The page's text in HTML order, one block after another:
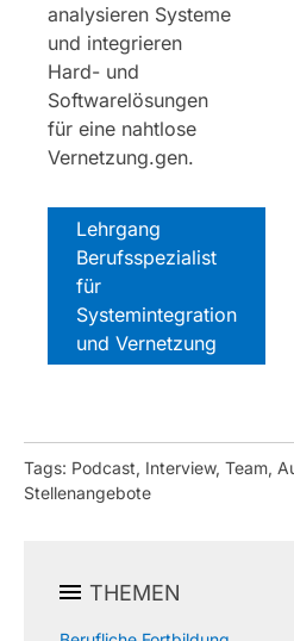
analysieren Systeme
und integrieren
Hard- und
Softwarelösungen
für eine nahtlose
Vernetzung.gen.
Lehrgang
Berufsspezialist
für
Systemintegration
und Vernetzung
Tags: Podcast, Interview, Team,
Stellenangebote
THEMEN